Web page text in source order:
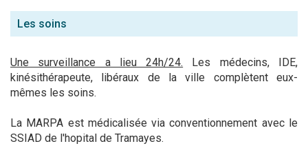
Les soins
Une surveillance a lieu 24h/24. Les médecins, IDE,
kinésithérapeute, libéraux de la ville complètent eux-
mêmes les soins.
La MARPA est médicalisée via conventionnement avec le
SSIAD de l'hopital de Tramayes.